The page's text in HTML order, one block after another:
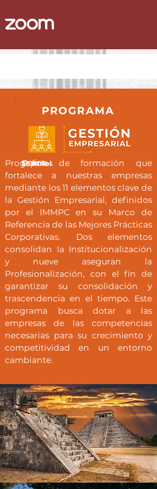
PROGRAMA
Programa de formación que
fortalece a nuestras empresas
mediante los 11 elementos clave de
la Gestión Empresarial, definidos
por el IMMPC en su Marco de
Referencia de las Mejores Prácticas
Corporativas. Dos elementos
consolidan la Institucionalización
y nueve aseguran la
Profesionalización, con el fin de
garantizar su consolidación y
trascendencia en el tiempo. Este
programa busca dotar a las
empresas de las competencias
necesarias para su crecimiento y
competitividad en un entorno
cambiante.
36 horas
Online
Español